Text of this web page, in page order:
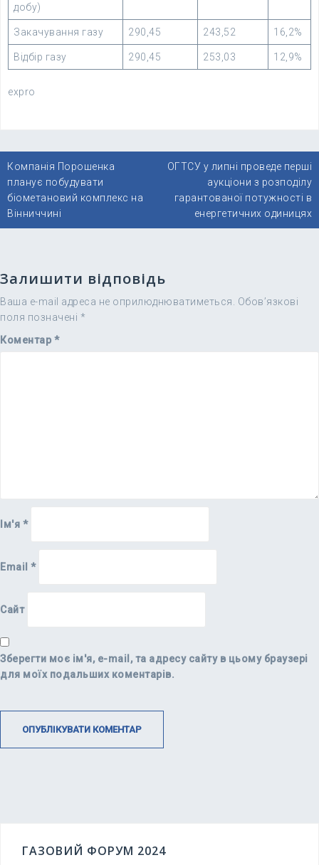
добу)
Закачування газу 290,45 243,52 16,2%
Відбір газу 290,45 253,03 12,9%
expro
Навігація
записів
Компанія Порошенка
планує побудувати
біометановий комплекс на
Вінниччині
ОГТСУ у липні проведе перші
аукціони з розподілу
гарантованої потужності в
енергетичних одиницях
Залишити відповідь
Ваша e-mail адреса не оприлюднюватиметься.
Обов’язкові
поля позначені *
Коментар *
Ім'я *
Email *
Сайт
Зберегти моє ім'я, e-mail, та адресу сайту в цьому браузері
для моїх подальших коментарів.
ГАЗОВИЙ ФОРУМ 2024